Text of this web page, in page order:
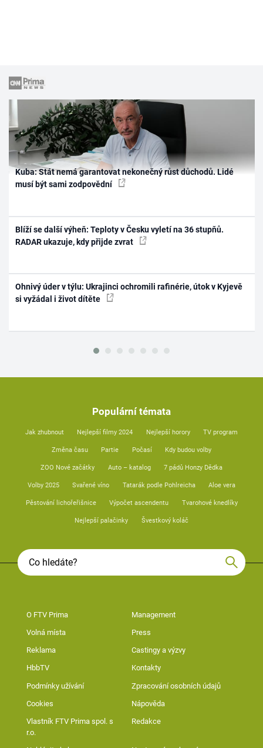
Kuba: Stát nemá garantovat nekonečný růst důchodů. Lidé
musí být sami zodpovědní
Blíží se další výheň: Teploty v Česku vyletí na 36 stupňů.
RADAR ukazuje, kdy přijde zvrat
Ohnivý úder v týlu: Ukrajinci ochromili rafinérie, útok v Kyjevě
si vyžádal i život dítěte
Populární témata
Jak zhubnout Nejlepší filmy 2024 Nejlepší horory TV program
Změna času Partie Počasí Kdy budou volby
ZOO Nové začátky Auto – katalog 7 pádů Honzy Dědka
Volby 2025 Svařené víno Tatarák podle Pohlreicha Aloe vera
Pěstování lichořeřišnice Výpočet ascendentu Tvarohové knedlíky
Nejlepší palačinky Švestkový koláč
O FTV Prima Management
Volná místa Press
Reklama Castingy a výzvy
HbbTV Kontakty
Podmínky užívání Zpracování osobních údajů
Cookies Nápověda
Vlastník FTV Prima spol. s
r.o.
Redakce